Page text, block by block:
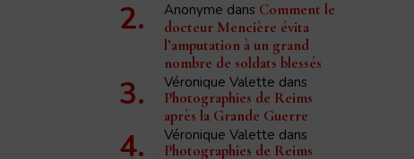
Anonyme dans Comment le
docteur Mencière évita
l’amputation à un grand
nombre de soldats blessés
Véronique Valette dans
Photographies de Reims
après la Grande Guerre
Véronique Valette dans
Photographies de Reims